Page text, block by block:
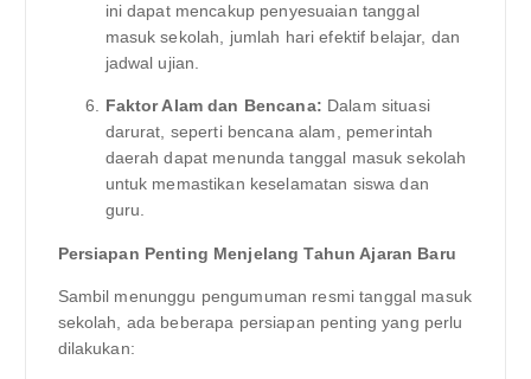
ini dapat mencakup penyesuaian tanggal
masuk sekolah, jumlah hari efektif belajar, dan
jadwal ujian.
Faktor Alam dan Bencana: Dalam situasi
darurat, seperti bencana alam, pemerintah
daerah dapat menunda tanggal masuk sekolah
untuk memastikan keselamatan siswa dan
guru.
Persiapan Penting Menjelang Tahun Ajaran Baru
Sambil menunggu pengumuman resmi tanggal masuk
sekolah, ada beberapa persiapan penting yang perlu
dilakukan: